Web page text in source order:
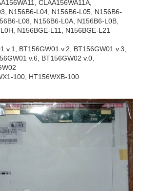
CLAA156WA11A,
N156B6-L04, N156B6-L05, N156B6-
L08, N156B6-L0A, N156B6-L0B,
N156BGE-L11, N156BGE-L21
BT156GW01 v.2, BT156GW01 v.3,
v.6, BT156GW02 v.0,
100, HT156WXB-100